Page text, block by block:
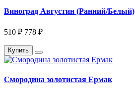
Виноград Августин (Ранний/Белый)
510 ₽ 778 ₽
Купить
Смородина золотистая Ермак